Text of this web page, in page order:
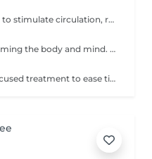
A gentle facial massage designed to stimulate circulation, relax facial tension and enhance the natural glow of the skin. The treatment can help the face look fresher, more rested and more radiant. Result: relaxed facial features, improved skin freshness and a healthy glow. Recommended frequency: once a week or every 2 weeks.
A soothing massage aimed at calming the body and mind. Gentle, flowing movements help reduce stress, ease muscular tension and create a deep sense of relaxation. Result: improved well-being, reduced stress and a peaceful, rebalanced feeling. Recommended frequency: once a week or as often as needed for relaxation.
Free your neck, free your day! Focused treatment to ease tightness, tension headaches, and stiffness in the neck and shoulders. You work in the office, spending long hours at a desk or looking at screens. THIS MASSAGE IS FOR YOU! Restores movement and reduces pain.